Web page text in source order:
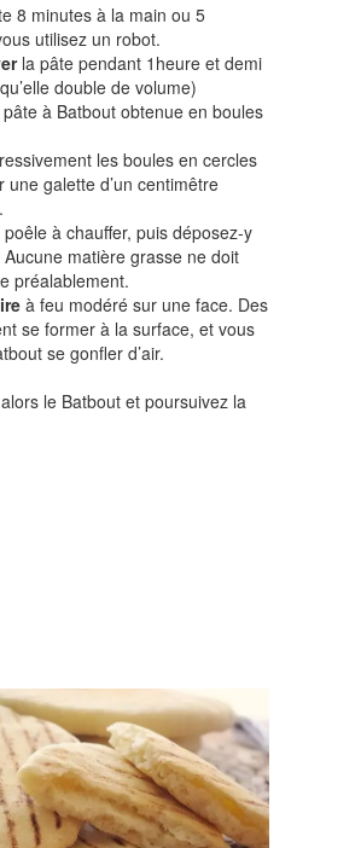
8 minutes à la main ou 5
utilisez un robot.
la pâte pendant 1heure et demi
double de volume)
à Batbout obtenue en boules
les boules en cercles
une galette d’un centimêtre
poêle à chauffer, puis déposez-y
matière grasse ne doit
préalablement.
à feu modéré sur une face. Des
se former à la surface, et vous
se gonfler d’air.
alors le Batbout et poursuivez la